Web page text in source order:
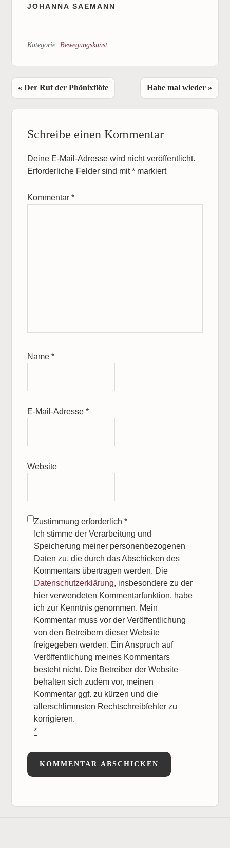
JOHANNA SAEMANN
Kategorie:Bewegungskunst
Vorheriger
Beitrag:
« Der Ruf der Phönixflöte
Nächster
Beitrag:
Habe mal wieder »
Interaktionen
Schreibe einen Kommentar
Deine E-Mail-Adresse wird nicht veröffentlicht.
Erforderliche Felder sind mit* markiert
Kommentar*
Name*
E-Mail-Adresse*
Website
Zustimmung erforderlich*
Ich stimme der Verarbeitung und
Speicherung meiner personenbezogenen
Daten zu, die durch das Abschicken des
Kommentars übertragen werden. Die
Datenschutzerklärung, insbesondere zu der
hier verwendeten Kommentarfunktion, habe
ich zur Kenntnis genommen. Mein
Kommentar muss vor der Veröffentlichung
von den Betreibern dieser Website
freigegeben werden. Ein Anspruch auf
Veröffentlichung meines Kommentars
besteht nicht. Die Betreiber der Website
behalten sich zudem vor, meinen
Kommentar ggf. zu kürzen und die
allerschlimmsten Rechtschreibfehler zu
korrigieren.
*